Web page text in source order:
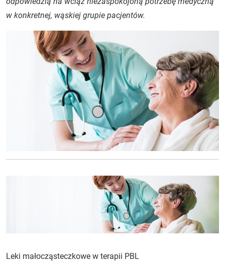
w konkretnej, wąskiej grupie pacjentów.
Leki małocząsteczkowe w terapii PBL